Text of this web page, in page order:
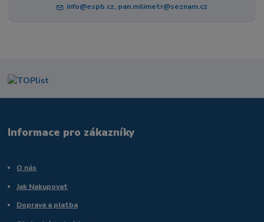
info@espb.cz, pan.milimetr@seznam.cz
Informace pro zákazníky
O nás
Jak Nakupovat
Doprava a platba